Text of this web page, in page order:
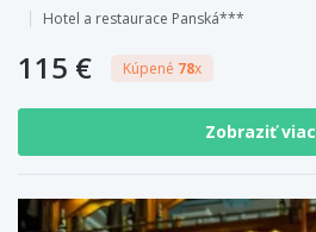
Hotel a restaurace Panská***
115 € Kúpené 78x
Zobraziť viac